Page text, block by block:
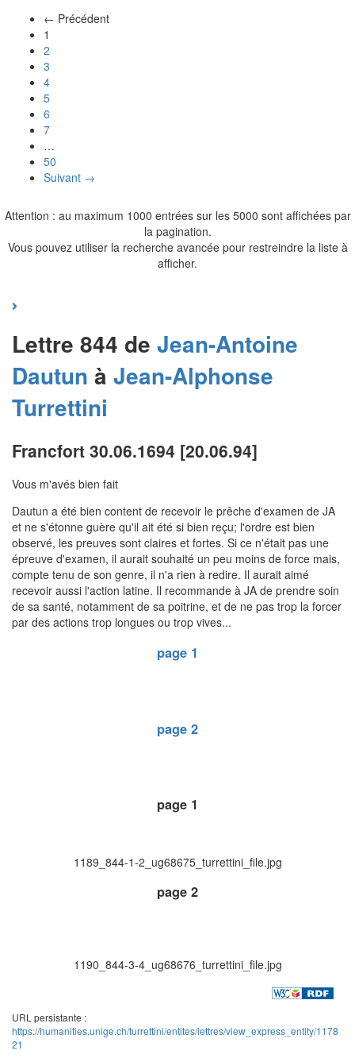
← Précédent
1
2
3
4
5
6
7
…
50
Suivant →
Attention : au maximum 1000 entrées sur les 5000 sont affichées par
la pagination.
Vous pouvez utiliser la recherche avancée pour restreindre la liste à
afficher.
Lettre 844 de Jean-Antoine
Dautun à Jean-Alphonse
Turrettini
Francfort 30.06.1694 [20.06.94]
Vous m'avés bien fait
Dautun a été bien content de recevoir le prêche d'examen de JA
et ne s'étonne guère qu'il ait été si bien reçu; l'ordre est bien
observé, les preuves sont claires et fortes. Si ce n'était pas une
épreuve d'examen, il aurait souhaité un peu moins de force mais,
compte tenu de son genre, il n'a rien à redire. Il aurait aimé
recevoir aussi l'action latine. Il recommande à JA de prendre soin
de sa santé, notamment de sa poitrine, et de ne pas trop la forcer
par des actions trop longues ou trop vives...
page 1
page 2
page 1
1189_844-1-2_ug68675_turrettini_file.jpg
page 2
1190_844-3-4_ug68676_turrettini_file.jpg
URL persistante :
https://humanities.unige.ch/turrettini/entites/lettres/view_express_entity/1178
21